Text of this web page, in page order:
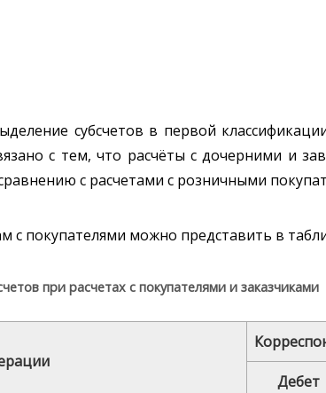
субсчетов в первой
с тем, что расчёты с дочерними и
с расчетами с розничными
с покупателями можно представить в
при расчетах с покупателями и заказчиками
Дебет